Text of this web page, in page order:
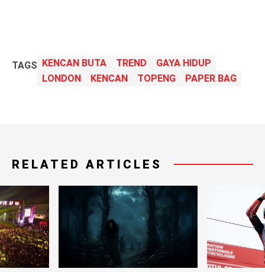
TAGS KENCAN BUTA TREND
GAYA HIDUP
LONDON
KENCAN TOPENG PAPER BAG
RELATED ARTICLES